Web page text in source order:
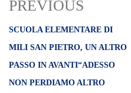
PREVIOUS
SCUOLA ELEMENTARE DI
MILI SAN PIETRO, UN ALTRO
PASSO IN AVANTI“ADESSO
NON PERDIAMO ALTRO